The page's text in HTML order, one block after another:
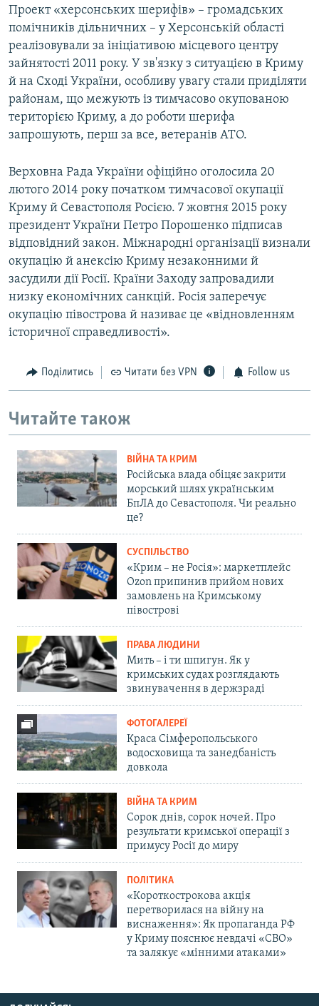
Проект «херсонських шерифів» – громадських
помічників дільничних – у Херсонській області
реалізовували за ініціативою місцевого центру
зайнятості 2011 року. У зв'язку з ситуацією в Криму
й на Сході України, особливу увагу стали приділяти
районам, що межують із тимчасово окупованою
територією Криму, а до роботи шерифа
запрошують, перш за все, ветеранів АТО.
Верховна Рада України офіційно оголосила 20
лютого 2014 року початком тимчасової окупації
Криму й Севастополя Росією. 7 жовтня 2015 року
президент України Петро Порошенко підписав
відповідний закон. Міжнародні організації визнали
окупацію й анексію Криму незаконними й
засудили дії Росії. Країни Заходу запровадили
низку економічних санкцій. Росія заперечує
окупацію півострова й називає це «відновленням
історичної справедливості».
Поділитись Читати без VPN Follow us
Читайте також
ВІЙНА ТА КРИМ
Російська влада обіцяє закрити
морський шлях українським
БпЛА до Севастополя. Чи реально
це?
СУСПІЛЬСТВО
«Крим – не Росія»: маркетплейс
Ozon припинив прийом нових
замовлень на Кримському
півострові
ПРАВА ЛЮДИНИ
Мить – і ти шпигун. Як у
кримських судах розглядають
звинувачення в держзраді
ФОТОГАЛЕРЕЇ
Краса Сімферопольського
водосховища та занедбаність
довкола
ВІЙНА ТА КРИМ
Сорок днів, сорок ночей. Про
результати кримської операції з
примусу Росії до миру
ПОЛІТИКА
«Короткострокова акція
перетворилася на війну на
виснаження»: Як пропаганда РФ
у Криму пояснює невдачі «СВО»
та залякує «мінними атаками»